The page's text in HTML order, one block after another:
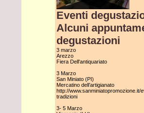
Eventi
Alcuni
degustazioni
3 marzo
Arezzo
Fiera Dell'antiquariato
3 Marzo
San Miniato (PI)
Mercatino dell’artigianato
http://www.sanminiatopromozione.it/
tradizioni
3- 5 Marzo